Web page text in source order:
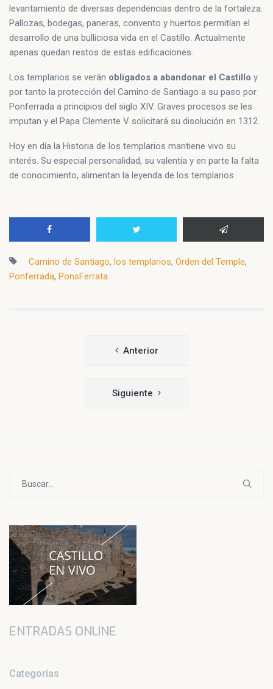
levantamiento de diversas dependencias dentro de la fortaleza.
Pallozas, bodegas, paneras, convento y huertos permitían el
desarrollo de una bulliciosa vida en el Castillo. Actualmente
apenas quedan restos de estas edificaciones.
Los templarios se verán obligados a abandonar el Castillo y
por tanto la protección del Camino de Santiago a su paso por
Ponferrada a principios del siglo XIV. Graves procesos se les
imputan y el Papa Clemente V solicitará su disolución en 1312.
Hoy en día la Historia de los templarios mantiene vivo su
interés. Su especial personalidad, su valentía y en parte la falta
de conocimiento, alimentan la leyenda de los templarios.
Camino de Santiago, los templarios, Orden del Temple,
Ponferrada, PonsFerrata
Anterior
Siguiente
ENTRADAS ONLINE
Categorías